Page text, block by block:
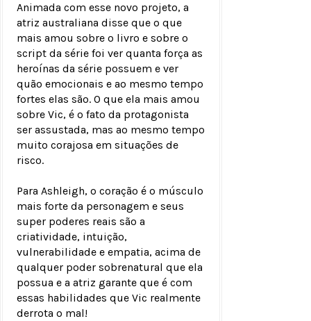
Animada com esse novo projeto, a
atriz australiana disse que o que
mais amou sobre o livro e sobre o
script da série foi ver quanta força as
heroínas da série possuem e ver
quão emocionais e ao mesmo tempo
fortes elas são. O que ela mais amou
sobre Vic, é o fato da protagonista
ser assustada, mas ao mesmo tempo
muito corajosa em situações de
risco.
Para Ashleigh, o coração é o músculo
mais forte da personagem e seus
super poderes reais são a
criatividade, intuição,
vulnerabilidade e empatia, acima de
qualquer poder sobrenatural que ela
possua e a atriz garante que é com
essas habilidades que Vic realmente
derrota o mal!